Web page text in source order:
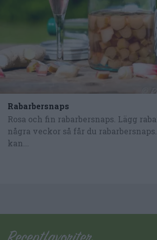
Rabarbersnaps
Rosa och fin rabarbersnaps. Lägg
några veckor så får du
kan...